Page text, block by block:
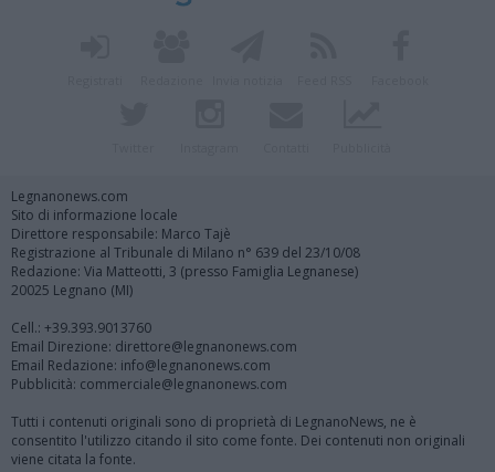
Legnanonews.com
Sito di informazione locale
Direttore responsabile: Marco Tajè
Registrazione al Tribunale di Milano n° 639 del 23/10/08
Redazione: Via Matteotti, 3 (presso Famiglia Legnanese)
20025 Legnano (MI)
Cell.: +39.393.9013760
Email Direzione: direttore@legnanonews.com
Email Redazione: info@legnanonews.com
Pubblicità: commerciale@legnanonews.com
Tutti i contenuti originali sono di proprietà di LegnanoNews, ne è
consentito l'utilizzo citando il sito come fonte. Dei contenuti non originali
viene citata la fonte.